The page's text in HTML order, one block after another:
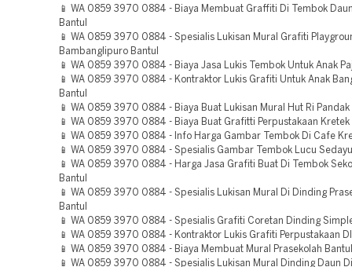
📱 WA 0859 3970 0884 - Biaya Membuat Graffiti Di Tembok
Bantul
📱 WA 0859 3970 0884 - Spesialis Lukisan Mural Grafiti
Bambanglipuro Bantul
📱 WA 0859 3970 0884 - Biaya Jasa Lukis Tembok Untuk Anak
📱 WA 0859 3970 0884 - Kontraktor Lukis Grafiti Untuk Anak
Bantul
📱 WA 0859 3970 0884 - Biaya Buat Lukisan Mural Hut Ri Pandak
📱 WA 0859 3970 0884 - Biaya Buat Grafitti Perpustakaan Kretek
📱 WA 0859 3970 0884 - Info Harga Gambar Tembok Di Cafe
📱 WA 0859 3970 0884 - Spesialis Gambar Tembok Lucu
📱 WA 0859 3970 0884 - Harga Jasa Grafiti Buat Di Tembok
Bantul
📱 WA 0859 3970 0884 - Spesialis Lukisan Mural Di Dinding
Bantul
📱 WA 0859 3970 0884 - Spesialis Grafiti Coretan Dinding
📱 WA 0859 3970 0884 - Kontraktor Lukis Grafiti Perpustakaan
📱 WA 0859 3970 0884 - Biaya Membuat Mural Prasekolah Bantul
📱 WA 0859 3970 0884 - Spesialis Lukisan Mural Dinding Daun